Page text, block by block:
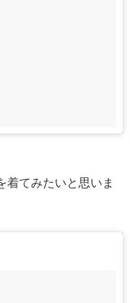
着てみたいと思いま